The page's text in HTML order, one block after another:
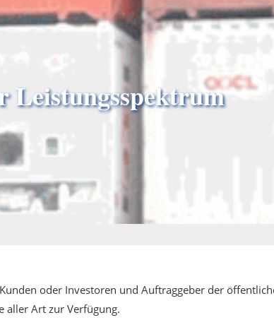
Leistungsspektrum
oder Investoren und Auftraggeber der
aller Art zur Verfügung.